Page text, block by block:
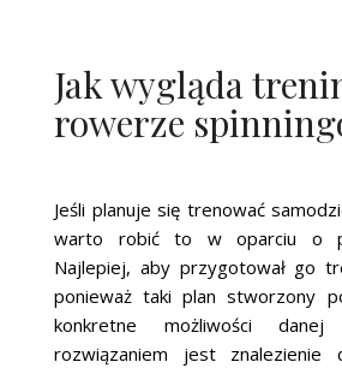
Jak wygląda
rowerze
Jeśli planuje się trenować
warto robić to w oparciu o
Najlepiej, aby przygotował go
ponieważ taki plan stworzony
konkretne możliwości
rozwiązaniem jest znalezienie